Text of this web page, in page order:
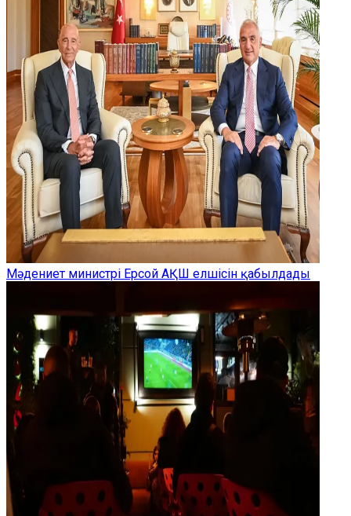
Мәдениет министрі Ерсой АҚШ елшісін қабылдады